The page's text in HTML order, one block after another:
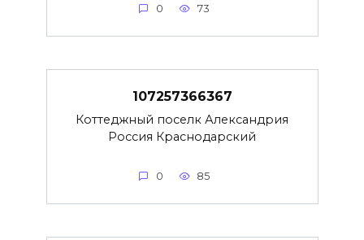
0 73
107257366367
Коттеджный поселк Александрия
Россия Краснодарский
0 85